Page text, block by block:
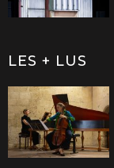
LES + LUS